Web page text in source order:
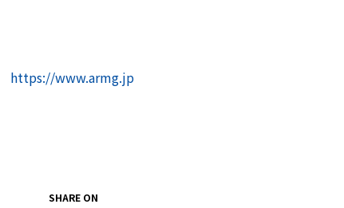
https://www.armg.jp
SHARE ON